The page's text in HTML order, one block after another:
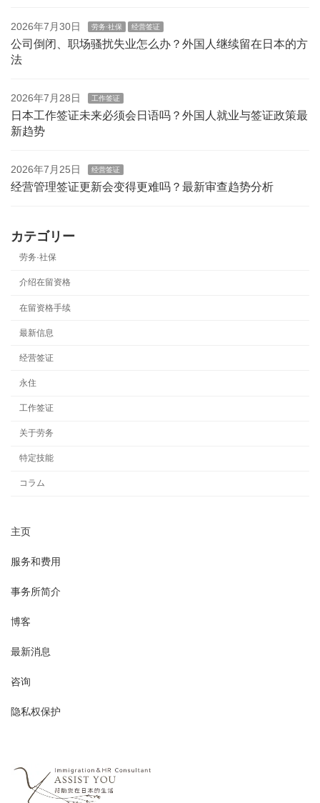
2026年7月30日 劳务·社保 经营签证
公司倒闭、职场骚扰失业怎么办？外国人继续留在日本的方
法
2026年7月28日 工作签证
日本工作签证未来必须会日语吗？外国人就业与签证政策最
新趋势
2026年7月25日 经营签证
经营管理签证更新会变得更难吗？最新审查趋势分析
カテゴリー
劳务·社保
介绍在留资格
在留资格手续
最新信息
经营签证
永住
工作签证
关于劳务
特定技能
コラム
主页
服务和费用
事务所简介
博客
最新消息
咨询
隐私权保护